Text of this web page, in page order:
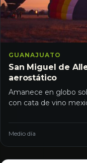
GUANAJUATO
San Miguel de
aerostático
Amanece en globo
con cata de vino
Medio día